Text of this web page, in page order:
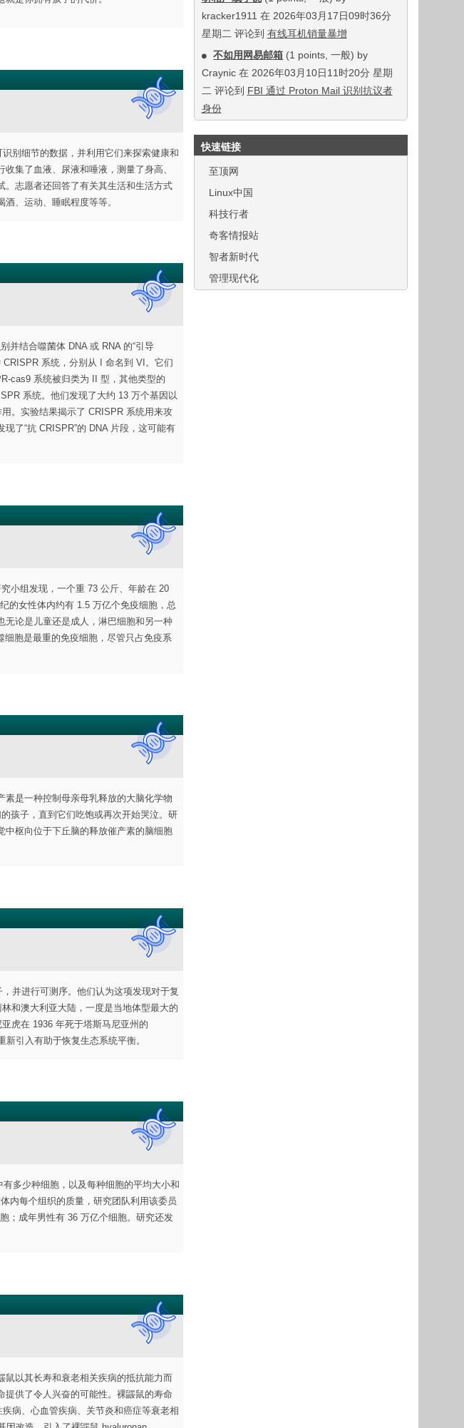
kracker1911 在 2026年03月17日09时36分
星期二 评论到 有线耳机销量暴增
不如用网易邮箱 (1 points, 一般) by
Craynic 在 2026年03月10日11时20分 星期
二 评论到 FBI 通过 Proton Mail 识别抗议者
身份
快速链接
至顶网
Linux中国
科技行者
奇客情报站
智者新时代
管理现代化
别细节的数据，并利用它们来探索健康和
集了血液、尿液和唾液，测量了身高、
志愿者还回答了有关其生活和生活方式
、运动、睡眠程度等等。
并结合噬菌体 DNA 或 RNA 的“引导
系统，分别从 I 命名到 VI。它们
cas9 系统被归类为 II 型，其他类型的
系统。他们发现了大约 13 万个基因以
。实验结果揭示了 CRISPR 系统用来攻
了“抗 CRISPR”的 DNA 片段，这可能有
小组发现，一个重 73 公斤、年龄在 20
的女性体内约有 1.5 万亿个免疫细胞，总
论是儿童还是成人，淋巴细胞和另一种
胞是最重的免疫细胞，尽管只占免疫系
是一种控制母亲母乳释放的大脑化学物
孩子，直到它们吃饱或再次开始哭泣。研
中枢向位于下丘脑的释放催产素的脑细胞
并进行可测序。他们认为这项发现对于复
和澳大利亚大陆，一度是当地体型最大的
虎在 1936 年死于塔斯马尼亚州的
引入有助于恢复生态系统平衡。
多少种细胞，以及每种细胞的平均大小和
内每个组织的质量，研究团队利用该委员
；成年男性有 36 万亿个细胞。研究还发
鼠以其长寿和衰老相关疾病的抵抗能力而
供了令人兴奋的可能性。裸鼹鼠的寿命
病、心血管疾病、关节炎和癌症等衰老相